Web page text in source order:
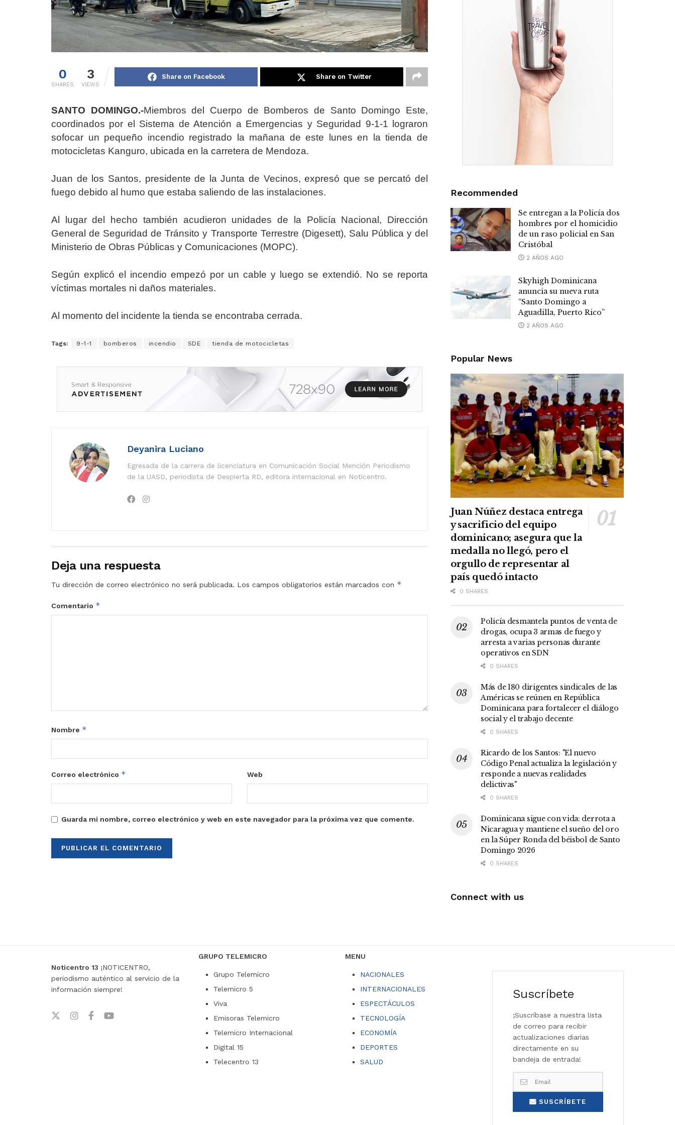
0
SHARES
3
VIEWS
Share on Facebook Share on Twitter
SANTO DOMINGO.-Miembros del Cuerpo de Bomberos de Santo Domingo Este,
coordinados por el Sistema de Atención a Emergencias y Seguridad 9-1-1 lograron
sofocar un pequeño incendio registrado la mañana de este lunes en la tienda de
motocicletas Kanguro, ubicada en la carretera de Mendoza.
Juan de los Santos, presidente de la Junta de Vecinos, expresó que se percató del
fuego debido al humo que estaba saliendo de las instalaciones.
Al lugar del hecho también acudieron unidades de la Policía Nacional, Dirección
General de Seguridad de Tránsito y Transporte Terrestre (Digesett), Salu Pública y del
Ministerio de Obras Públicas y Comunicaciones (MOPC).
Según explicó el incendio empezó por un cable y luego se extendió. No se reporta
víctimas mortales ni daños materiales.
Al momento del incidente la tienda se encontraba cerrada.
Tags: 9-1-1 bomberos incendio SDE tienda de motocicletas
Deyanira Luciano
Egresada de la carrera de licenciatura en Comunicación Social Mención Periodismo
de la UASD, periodista de Despierta RD, editora internacional en Noticentro.
Deja una respuesta
Tu dirección de correo electrónico no será publicada. Los campos obligatorios están marcados con *
Comentario *
Nombre *
Correo electrónico * Web
Guarda mi nombre, correo electrónico y web en este navegador para la próxima vez que comente.
Recommended
Se entregan a la Policía dos
hombres por el homicidio
de un raso policial en San
Cristóbal
2 AÑOS AGO
Skyhigh Dominicana
anuncia su nueva ruta
“Santo Domingo a
Aguadilla, Puerto Rico”
2 AÑOS AGO
Popular News
Juan Núñez destaca entrega
y sacrificio del equipo
dominicano; asegura que la
medalla no llegó, pero el
orgullo de representar al
país quedó intacto
0 SHARES
Policía desmantela puntos de venta de
drogas, ocupa 3 armas de fuego y
arresta a varias personas durante
operativos en SDN
0 SHARES
Más de 180 dirigentes sindicales de las
Américas se reúnen en República
Dominicana para fortalecer el diálogo
social y el trabajo decente
0 SHARES
Ricardo de los Santos: "El nuevo
Código Penal actualiza la legislación y
responde a nuevas realidades
delictivas"
0 SHARES
Dominicana sigue con vida: derrota a
Nicaragua y mantiene el sueño del oro
en la Súper Ronda del béisbol de Santo
Domingo 2026
0 SHARES
Connect with us
Noticentro 13 ¡NOTICENTRO,
periodismo auténtico al servicio de la
información siempre!
GRUPO TELEMICRO
Grupo Telemicro
Telemicro 5
Viva
Emisoras Telemicro
Telemicro Internacional
Digital 15
Telecentro 13
MENU
NACIONALES
INTERNACIONALES
ESPECTÁCULOS
TECNOLOGÍA
ECONOMÍA
DEPORTES
SALUD
Suscríbete
¡Suscríbase a nuestra lista
de correo para recibir
actualizaciones diarias
directamente en su
bandeja de entrada!
SUSCRÍBETE